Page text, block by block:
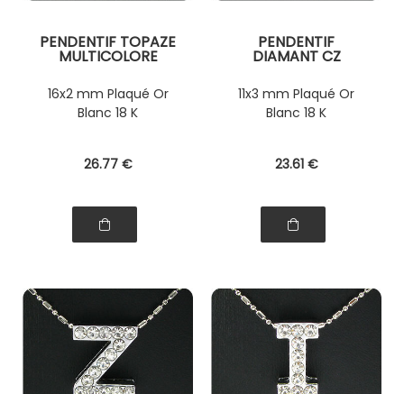
PENDENTIF TOPAZE
MULTICOLORE
16x2 mm Plaqué Or
Blanc 18 K
26.77 €
PENDENTIF
DIAMANT CZ
11x3 mm Plaqué Or
Blanc 18 K
23.61 €